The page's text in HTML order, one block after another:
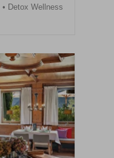
Detox Wellness